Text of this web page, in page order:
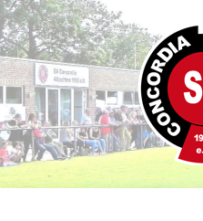
Sportverein in